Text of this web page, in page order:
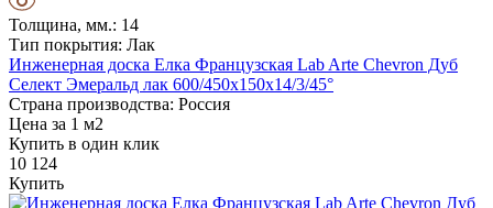
Толщина, мм.: 14
Тип покрытия: Лак
Инженерная доска Елка Французская Lab Arte Chevron Дуб
Селект Эмеральд лак 600/450х150х14/3/45°
Страна производства: Россия
Цена за 1 м2
Купить в один клик
10 124
Купить